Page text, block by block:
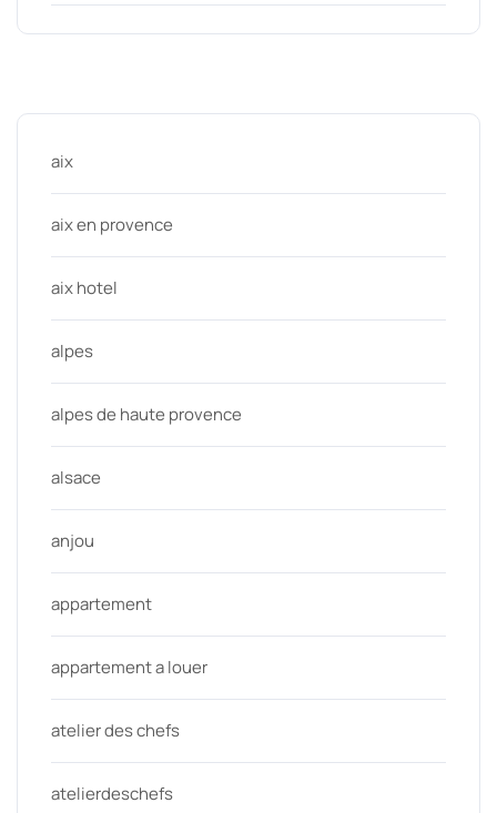
aix
aix en provence
aix hotel
alpes
alpes de haute provence
alsace
anjou
appartement
appartement a louer
atelier des chefs
atelierdeschefs